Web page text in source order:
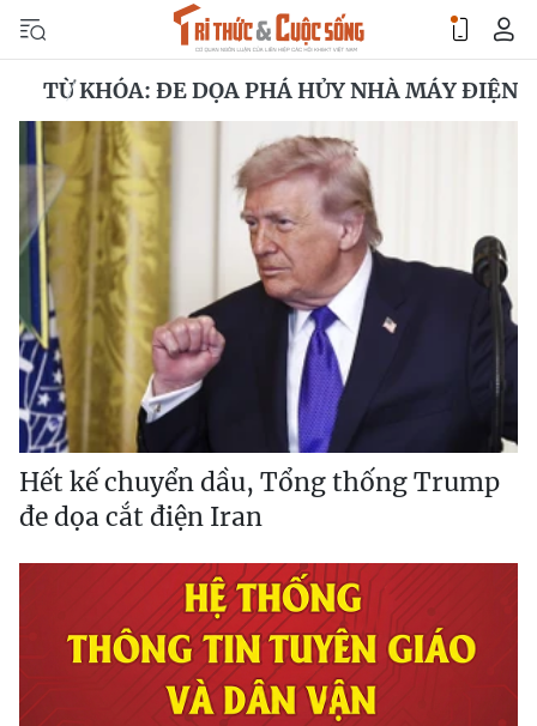
TỪ KHÓA: ĐE DỌA PHÁ HỦY NHÀ MÁY ĐIỆN
Hết kế chuyển dầu, Tổng thống Trump
đe dọa cắt điện Iran